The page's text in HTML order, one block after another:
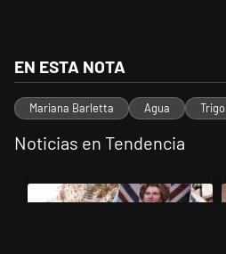
EN ESTA NOTA
Mariana Barletta Agua Trigo
Noticias en Tendencia
Un artículo de tendencia con el